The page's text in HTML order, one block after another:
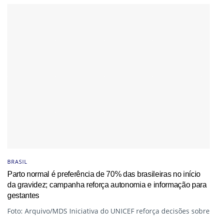
BRASIL
Parto normal é preferência de 70% das brasileiras no início
da gravidez; campanha reforça autonomia e informação para
gestantes
Foto: Arquivo/MDS Iniciativa do UNICEF reforça decisões sobre